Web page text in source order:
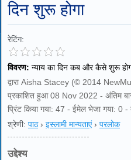
दिन शुरू होगा
रेटिंग:
विवरण: न्याय का दिन कब और कैसे शुरू
द्वारा Aisha Stacey (© 2014
प्रकाशित हुआ 08 Nov 2022 - अंतिम
प्रिंट किया गया: 47 - ईमेल भेजा गया:
श्रेणी: पाठ› इस्लामी मान्यताएं› परलोक
उद्देश्य